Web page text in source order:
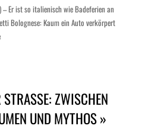
Er ist so italienisch wie Badeferien an
Bolognese: Kaum ein Auto verkörpert
ZWISCHEN D
UND MYTHOS »